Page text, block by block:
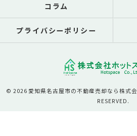
コラム
プライバシーポリシー
© 2026 愛知県名古屋市の不動産売却なら株式
RESERVED.